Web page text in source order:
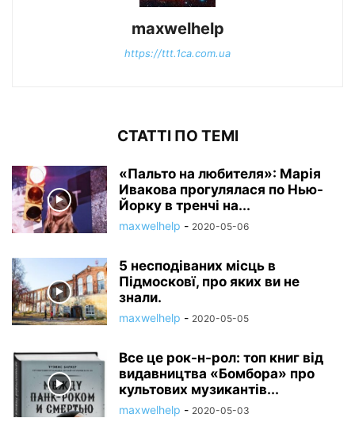
maxwelhelp
https://ttt.1ca.com.ua
СТАТТІ ПО ТЕМІ
«Пальто на любителя»: Марія
Ивакова прогулялася по Нью-
Йорку в тренчі на...
maxwelhelp - 2020-05-06
5 несподіваних місць в
Підмосковї, про яких ви не
знали.
maxwelhelp - 2020-05-05
Все це рок-н-рол: топ книг від
видавництва «Бомбора» про
культових музикантів...
maxwelhelp - 2020-05-03